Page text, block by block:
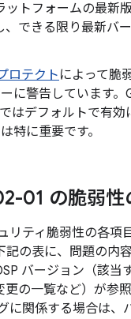
トフォームの最新
できる限り最新バ
ロテクトによって脆
に警告しています。
はデフォルトで有
特に重要です。
01 の脆弱性
ティ脆弱性の各項
の表に、問題の内
バージョン（該当
の一覧など）が参
関係する場合は、